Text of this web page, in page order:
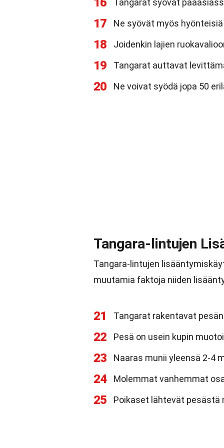
Tangarat syövät
17 Ne syövät myös
18 Joidenkin lajien
19 Tangarat auttavat
20 Ne voivat syödä jopa 50
Tangara-lintujen
Tangara-lintujen
muutamia faktoja niiden
21 Tangarat rakentavat
22 Pesä on usein kupin
23 Naaras munii yleensä 2-4
24 Molemmat vanhemmat
25 Poikaset lähtevät pesästä